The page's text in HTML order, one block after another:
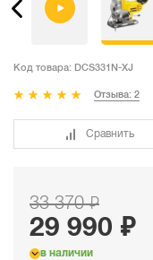
Код товара: DCS331N-XJ
Отзыва: 2
Сравнить
33 370 ₽
29 990 ₽
в наличии